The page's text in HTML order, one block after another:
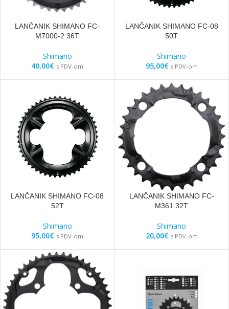
LANČANIK SHIMANO FC-
M7000-2 36T
Shimano
40,00€ s PDV-om
LANČANIK SHIMANO FC-08
50T
Shimano
95,00€ s PDV-om
LANČANIK SHIMANO FC-08
52T
Shimano
95,00€ s PDV-om
LANČANIK SHIMANO FC-
M361 32T
Shimano
20,00€ s PDV-om